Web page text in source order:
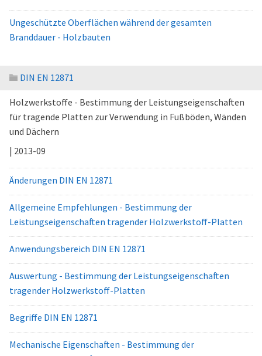
Ungeschützte Oberflächen während der gesamten
Branddauer - Holzbauten
DIN EN 12871
Holzwerkstoffe - Bestimmung der Leistungseigenschaften
für tragende Platten zur Verwendung in Fußböden, Wänden
und Dächern
| 2013-09
Änderungen DIN EN 12871
Allgemeine Empfehlungen - Bestimmung der
Leistungseigenschaften tragender Holzwerkstoff-Platten
Anwendungsbereich DIN EN 12871
Auswertung - Bestimmung der Leistungseigenschaften
tragender Holzwerkstoff-Platten
Begriffe DIN EN 12871
Mechanische Eigenschaften - Bestimmung der